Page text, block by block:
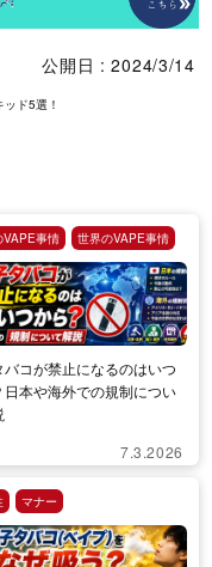
公開日 : 2024/3/14
ド5選！
VAPE事情 世界のVAPE事情
バコが禁止になるのはいつ
日本や海外での規制につい
7.3.2026
マナー